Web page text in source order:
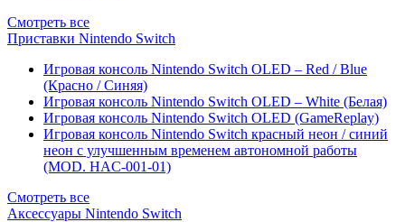
Смотреть все
Приставки Nintendo Switch
Игровая консоль Nintendo Switch OLED – Red / Blue
(Красно / Синяя)
Игровая консоль Nintendo Switch OLED – White (Белая)
Игровая консоль Nintendo Switch OLED (GameReplay)
Игровая консоль Nintendo Switch красный неон / синий
неон с улучшенным временем автономной работы
(MOD. HAC-001-01)
Смотреть все
Аксессуары Nintendo Switch